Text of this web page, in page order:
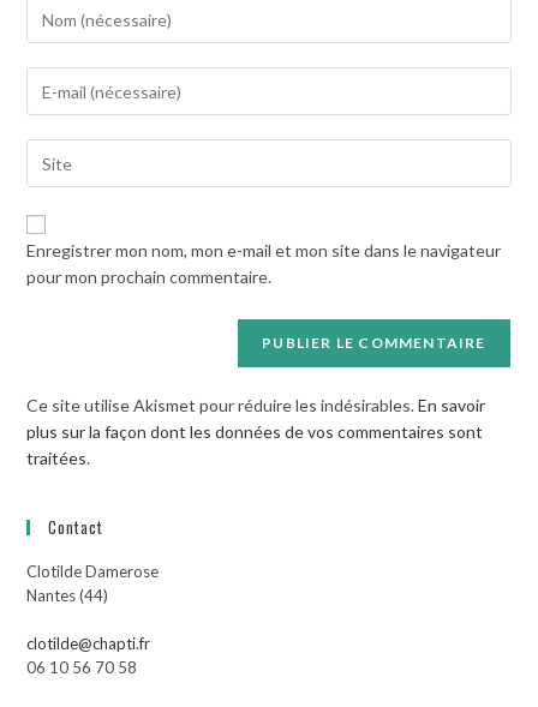
username
to
comment
address
to
comment
votre
site
(facultatif)
Enregistrer mon nom, mon e-mail et mon site dans le navigateur
pour mon prochain commentaire.
Ce site utilise Akismet pour réduire les indésirables.En savoir
plus sur la façon dont les données de vos commentaires sont
traitées.
Contact
Clotilde Damerose
Nantes (44)
clotilde@chapti.fr
06 10 56 70 58